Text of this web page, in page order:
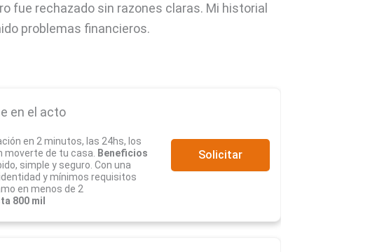
fue rechazado sin razones claras. Mi historial
problemas financieros.
en el acto
en 2 minutos, las 24hs, los
moverte de tu casa. Beneficios
simple y seguro. Con una
y mínimos requisitos
en menos de 2
800 mil
Solicitar